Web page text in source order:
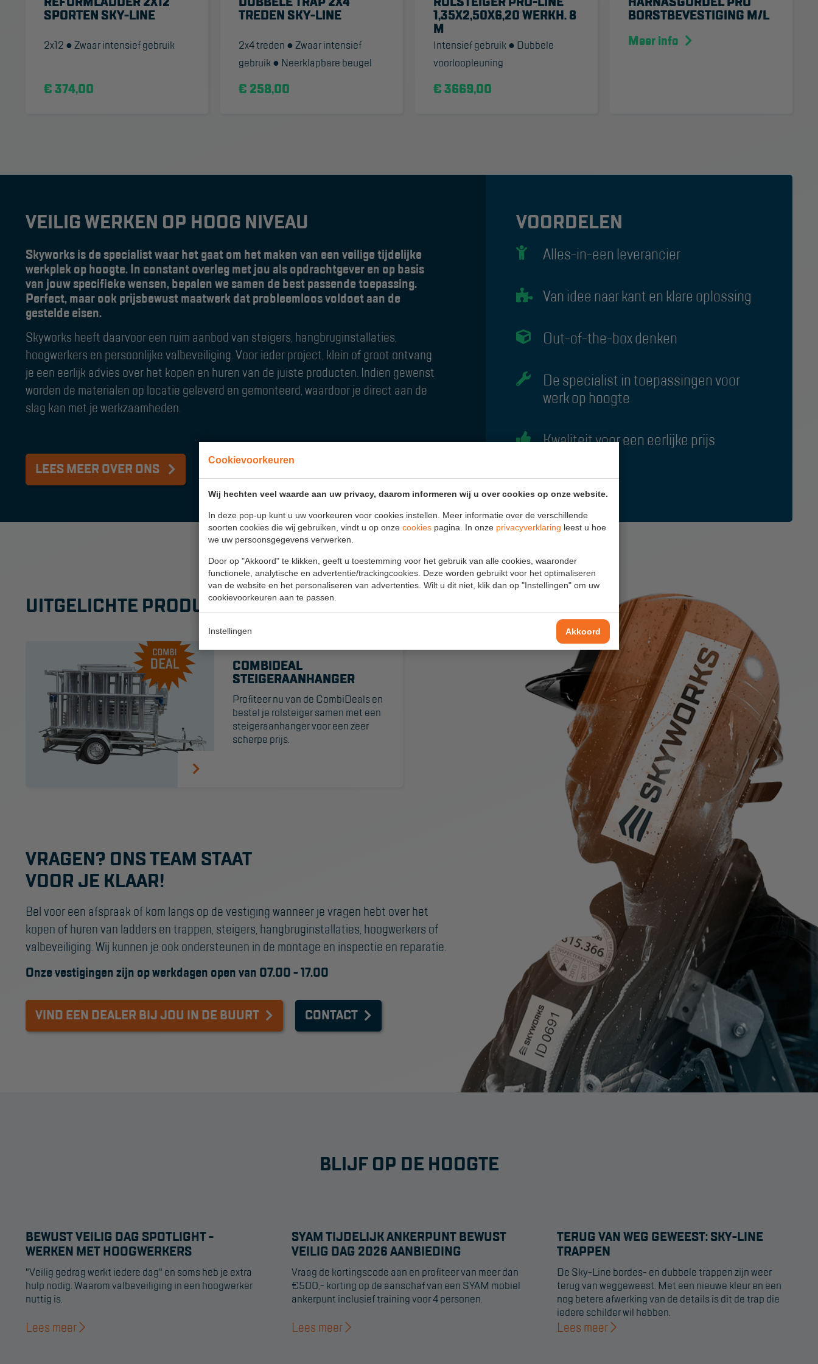
Cookievoorkeuren
Wij hechten veel waarde aan uw privacy, daarom informeren wij u over cookies op onze website.
In deze pop-up kunt u uw voorkeuren voor cookies instellen. Meer informatie over de verschillende
soorten cookies die wij gebruiken, vindt u op onze cookies pagina. In onze privacyverklaring leest u hoe
we uw persoonsgegevens verwerken.
Door op "Akkoord" te klikken, geeft u toestemming voor het gebruik van alle cookies, waaronder
functionele, analytische en advertentie/trackingcookies. Deze worden gebruikt voor het optimaliseren
van de website en het personaliseren van advertenties. Wilt u dit niet, klik dan op "Instellingen" om uw
cookievoorkeuren aan te passen.
Instellingen Akkoord
SPORTEN SKY-LINE
2x12 ● Zwaar intensief gebruik
€ 374,00
TREDEN SKY-LINE
2x4 treden ● Zwaar intensief
gebruik ● Neerklapbare beugel
€ 258,00
1,35X2,50X6,20 WERKH. 8
M
Intensief gebruik ● Dubbele
voorloopleuning
€ 3669,00
BORSTBEVESTIGING M/L
Meer info
VEILIG WERKEN OP HOOG NIVEAU
Skyworks is de specialist waar het gaat om het maken van een veilige tijdelijke
werkplek op hoogte. In constant overleg met jou als opdrachtgever en op basis
van jouw specifieke wensen, bepalen we samen de best passende toepassing.
Perfect, maar ook prijsbewust maatwerk dat probleemloos voldoet aan de
gestelde eisen.
Skyworks heeft daarvoor een ruim aanbod van steigers, hangbruginstallaties,
hoogwerkers en persoonlijke valbeveiliging. Voor ieder project, klein of groot ontvang
je een eerlijk advies over het kopen en huren van de juiste producten. Indien gewenst
worden de materialen op locatie geleverd en gemonteerd, waardoor je direct aan de
slag kan met je werkzaamheden.
LEES MEER OVER ONS
VOORDELEN
Alles-in-een leverancier
Van idee naar kant en klare oplossing
Out-of-the-box denken
De specialist in toepassingen voor
werk op hoogte
Kwaliteit voor een eerlijke prijs
UITGELICHTE PRODUCTEN!
COMBIDEAL
STEIGERAANHANGER
Profiteer nu van de CombiDeals en
bestel je rolsteiger samen met een
steigeraanhanger voor een zeer
scherpe prijs.
VRAGEN? ONS TEAM STAAT
VOOR JE KLAAR!
Bel voor een afspraak of kom langs op de vestiging wanneer je vragen hebt over het
kopen of huren van ladders en trappen, steigers, hangbruginstallaties, hoogwerkers of
valbeveiliging. Wij kunnen je ook ondersteunen in de montage en inspectie en reparatie.
Onze vestigingen zijn op werkdagen open van 07.00 - 17.00
VIND EEN DEALER BIJ JOU IN DE BUURT CONTACT
BLIJF OP DE HOOGTE
BEWUST VEILIG DAG SPOTLIGHT -
WERKEN MET HOOGWERKERS
"Veilig gedrag werkt iedere dag" en soms heb je extra
hulp nodig. Waarom valbeveiliging in een hoogwerker
nuttig is.
Lees meer
SYAM TIJDELIJK ANKERPUNT BEWUST
VEILIG DAG 2026 AANBIEDING
Vraag de kortingscode aan en profiteer van meer dan
€500,- korting op de aanschaf van een SYAM mobiel
ankerpunt inclusief training voor 4 personen.
Lees meer
TERUG VAN WEG GEWEEST: SKY-LINE
TRAPPEN
De Sky-Line bordes- en dubbele trappen zijn weer
terug van weggeweest. Met een nieuwe kleur en een
nog betere afwerking van de details is dit de trap die
iedere schilder wil hebben.
Lees meer